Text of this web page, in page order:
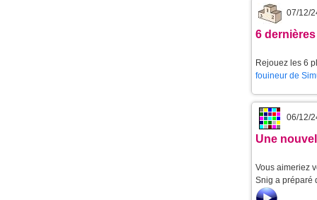
07/12/
6
Rejouez les 6
fouineur de
06/12/
Une
Vous aimeriez
Snig a préparé